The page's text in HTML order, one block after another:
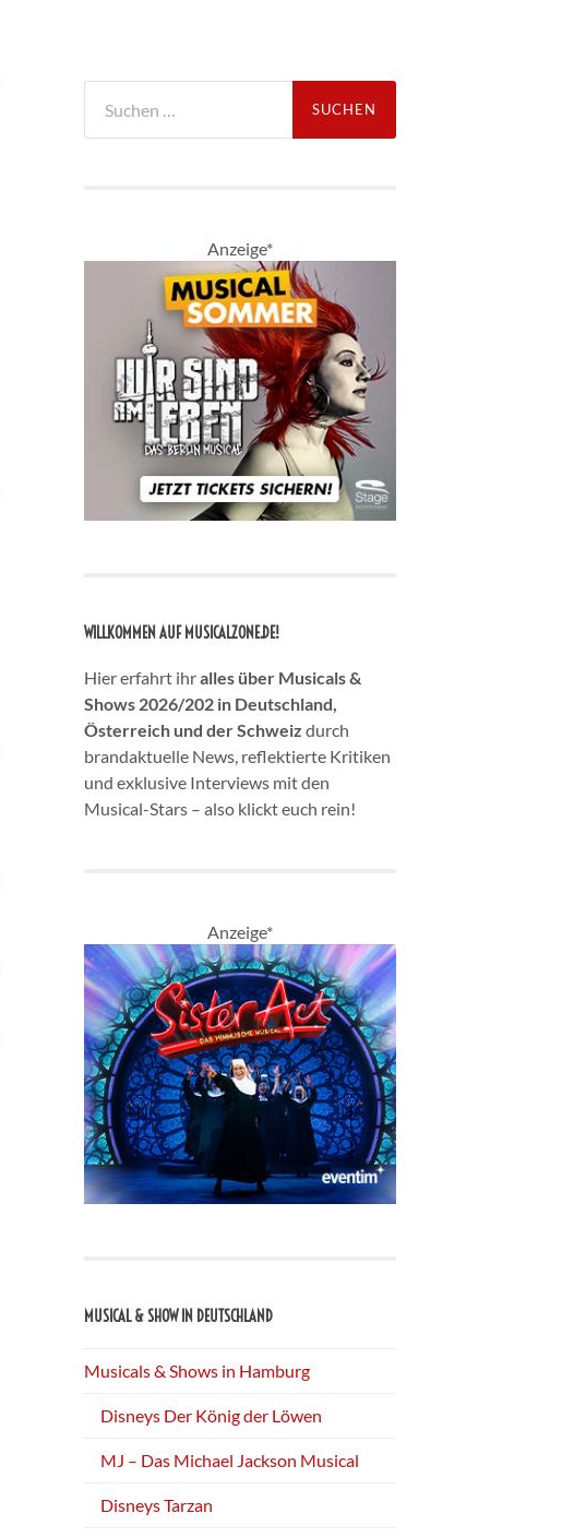
nach:
Anzeige*
WILLKOMMEN AUF MUSICALZONE.DE!
Hier erfahrt ihralles über Musicals &
Shows 2026/202 in Deutschland,
Österreich und der Schweiz durch
brandaktuelle News, reflektierte Kritiken
und exklusive Interviews mit den
Musical-Stars – also klickt euch rein!
Anzeige*
MUSICAL & SHOW IN DEUTSCHLAND
Musicals & Shows in Hamburg
Disneys Der König der Löwen
MJ – Das Michael Jackson Musical
Disneys Tarzan